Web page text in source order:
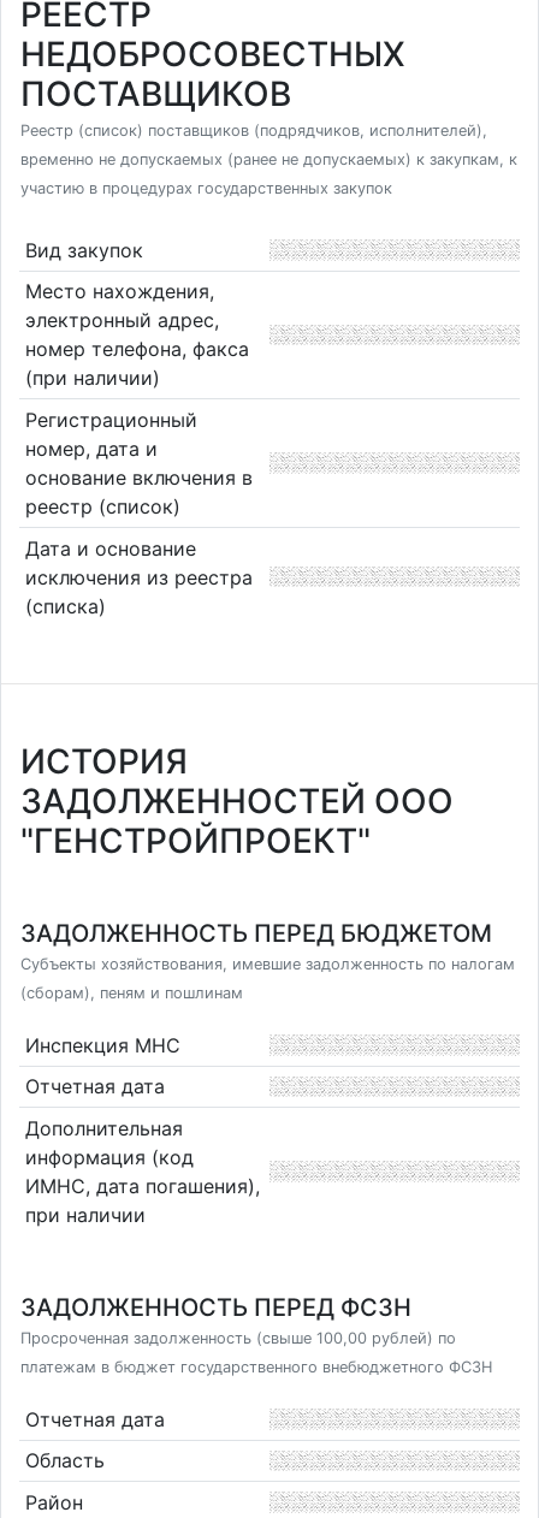
РЕЕСТР
НЕДОБРОСОВЕСТНЫХ
ПОСТАВЩИКОВ
Реестр (список) поставщиков (подрядчиков, исполнителей),
временно не допускаемых (ранее не допускаемых) к закупкам, к
участию в процедурах государственных закупок
Вид закупок
Место нахождения,
электронный адрес,
номер телефона, факса
(при наличии)
Регистрационный
номер, дата и
основание включения в
реестр (список)
Дата и основание
исключения из реестра
(списка)
ИСТОРИЯ
ЗАДОЛЖЕННОСТЕЙ ООО
"ГЕНСТРОЙПРОЕКТ"
ЗАДОЛЖЕННОСТЬ ПЕРЕД БЮДЖЕТОМ
Субъекты хозяйствования, имевшие задолженность по налогам
(сборам), пеням и пошлинам
Инспекция МНС
Отчетная дата
Дополнительная
информация (код
ИМНС, дата погашения),
при наличии
ЗАДОЛЖЕННОСТЬ ПЕРЕД ФСЗН
Просроченная задолженность (свыше 100,00 рублей) по
платежам в бюджет государственного внебюджетного ФСЗН
Отчетная дата
Область
Район